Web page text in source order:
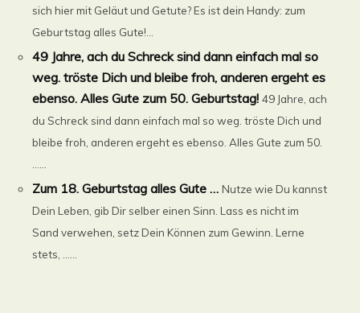
sich hier mit Geläut und Getute? Es ist dein Handy: zum
Geburtstag alles Gute!...
49 Jahre, ach du Schreck sind dann einfach mal so
weg. tröste Dich und bleibe froh, anderen ergeht es
ebenso. Alles Gute zum 50. Geburtstag! 49 Jahre, ach
du Schreck sind dann einfach mal so weg. tröste Dich und
bleibe froh, anderen ergeht es ebenso. Alles Gute zum 50.
Zum 18. Geburtstag alles Gute … Nutze wie Du kannst
Dein Leben, gib Dir selber einen Sinn. Lass es nicht im
Sand verwehen, setz Dein Können zum Gewinn. Lerne
stets, ......